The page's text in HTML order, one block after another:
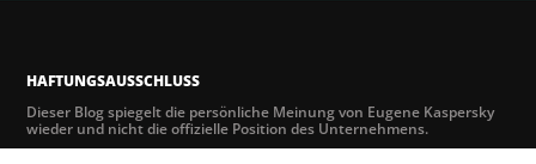
HAFTUNGSAUSSCHLUSS
Dieser Blog spiegelt die persönliche Meinung von Eugene Kaspersky
wieder und nicht die offizielle Position des Unternehmens.